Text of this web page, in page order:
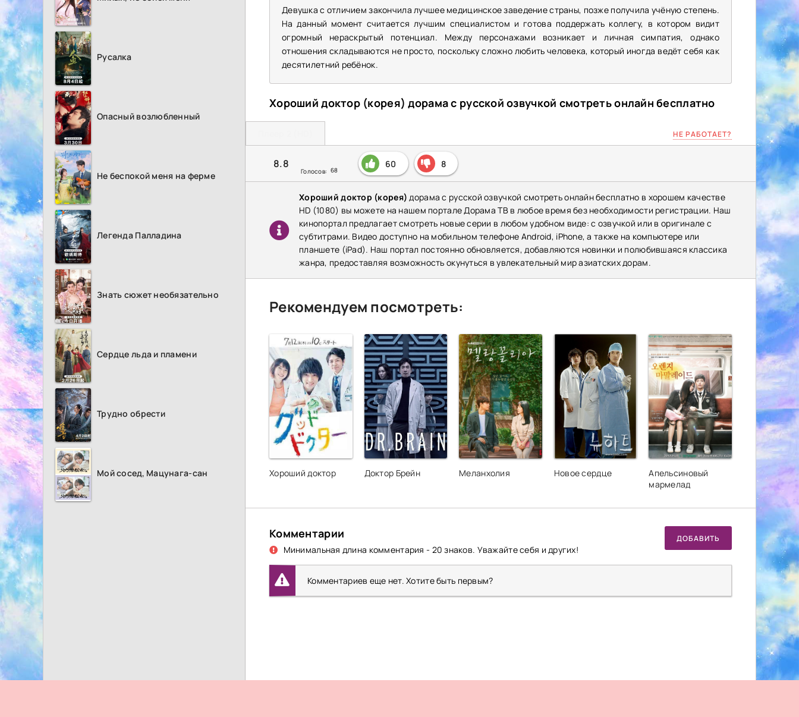
Русалка
Опасный возлюбленный
Не беспокой меня на ферме
Легенда Палладина
Знать сюжет необязательно
Сердце льда и пламени
Трудно обрести
Мой сосед, Мацунага-сан
Девушка с отличием закончила лучшее медицинское заведение страны, позже получила учёную степень.
На данный момент считается лучшим специалистом и готова поддержать коллегу, в котором видит
огромный нераскрытый потенциал. Между персонажами возникает и личная симпатия, однако
отношения складываются не просто, поскольку сложно любить человека, который иногда ведёт себя как
десятилетний ребёнок.
Хороший доктор (корея) дорама с русской озвучкой смотреть онлайн бесплатно
НЕ РАБОТАЕТ?
8.8
Голосов: 68
60 8
Хороший доктор (корея) дорама с русской озвучкой смотреть онлайн бесплатно в хорошем качестве
HD (1080) вы можете на нашем портале Дорама ТВ в любое время без необходимости регистрации. Наш
кинопортал предлагает смотреть новые серии в любом удобном виде: с озвучкой или в оригинале с
субтитрами. Видео доступно на мобильном телефоне Android, iPhone, а также на компьютере или
планшете (iPad). Наш портал постоянно обновляется, добавляются новинки и полюбившаяся классика
жанра, предоставляя возможность окунуться в увлекательный мир азиатских дорам.
Рекомендуем посмотреть:
Хороший доктор Доктор Брейн Меланхолия Новое сердце
Апельсиновый
мармелад
Комментарии
Минимальная длина комментария - 20 знаков. Уважайте себя и других!
ДОБАВИТЬ
Комментариев еще нет. Хотите быть первым?